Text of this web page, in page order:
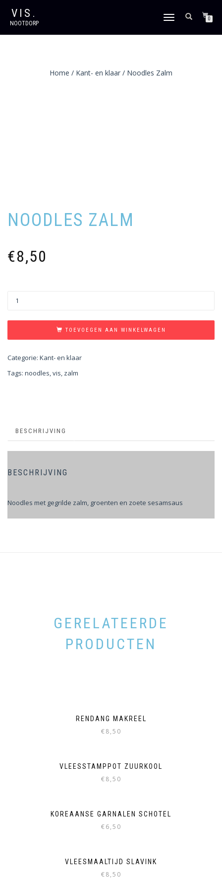
VIS.
NOOTDORP
SCHAKEL
MENU
0
Home / Kant- en klaar / Noodles Zalm
NOODLES ZALM
€8,50
TOEVOEGEN AAN WINKELWAGEN
Categorie: Kant- en klaar
Tags: noodles,vis, zalm
BESCHRIJVING
BESCHRIJVING
Noodles met gegrilde zalm, groenten en zoete sesamsaus
GERELATEERDE
PRODUCTEN
RENDANG MAKREEL
€8,50
VLEESSTAMPPOT ZUURKOOL
€8,50
KOREAANSE GARNALEN SCHOTEL
€6,50
VLEESMAALTIJD SLAVINK
€8,50